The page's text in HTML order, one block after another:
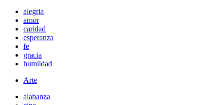
alegria
amor
caridad
esperanza
fe
gracia
humildad
Arte
alabanza